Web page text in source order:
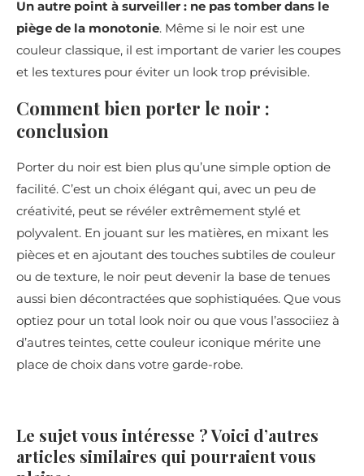
Un autre point à surveiller : ne pas tomber dans le
piège de la monotonie. Même si le noir est une
couleur classique, il est important de varier les coupes
et les textures pour éviter un look trop prévisible.
Comment bien porter le noir :
conclusion
Porter du noir est bien plus qu’une simple option de
facilité. C’est un choix élégant qui, avec un peu de
créativité, peut se révéler extrêmement stylé et
polyvalent. En jouant sur les matières, en mixant les
pièces et en ajoutant des touches subtiles de couleur
ou de texture, le noir peut devenir la base de tenues
aussi bien décontractées que sophistiquées. Que vous
optiez pour un total look noir ou que vous l’associiez à
d’autres teintes, cette couleur iconique mérite une
place de choix dans votre garde-robe.
Le sujet vous intéresse ? Voici d’autres
articles similaires qui pourraient vous